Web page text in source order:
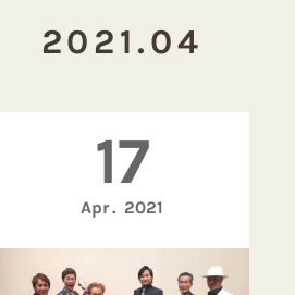
2021.04
17
Apr 2021